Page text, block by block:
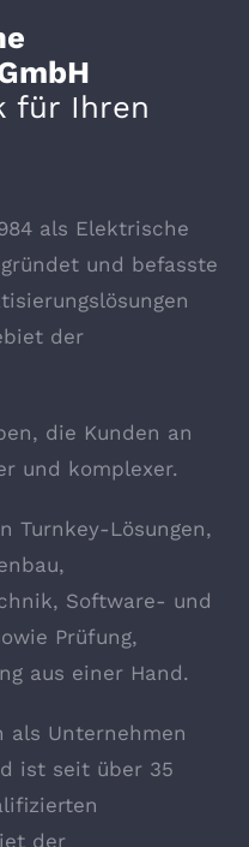
für Ihren
als Elektrische
und befasste
der
die Kunden an
und komplexer.
Turnkey-Lösungen,
Software- und
Prüfung,
aus einer Hand.
als Unternehmen
ist seit über 35
der